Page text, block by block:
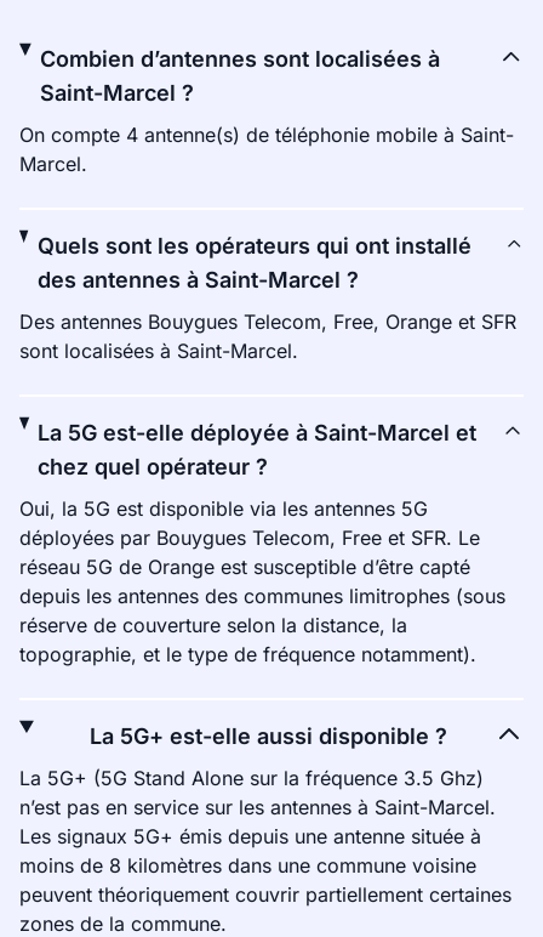
Combien d’antennes sont localisées à
Saint-Marcel ?
On compte 4 antenne(s) de téléphonie mobile à Saint-
Marcel.
Quels sont les opérateurs qui ont installé
des antennes à Saint-Marcel ?
Des antennes Bouygues Telecom, Free, Orange et SFR
sont localisées à Saint-Marcel.
La 5G est-elle déployée à Saint-Marcel et
chez quel opérateur ?
Oui, la 5G est disponible via les antennes 5G
déployées par Bouygues Telecom, Free et SFR. Le
réseau 5G de Orange est susceptible d’être capté
depuis les antennes des communes limitrophes (sous
réserve de couverture selon la distance, la
topographie, et le type de fréquence notamment).
La 5G+ est-elle aussi disponible ?
La 5G+ (5G Stand Alone sur la fréquence 3.5 Ghz)
n’est pas en service sur les antennes à Saint-Marcel.
Les signaux 5G+ émis depuis une antenne située à
moins de 8 kilomètres dans une commune voisine
peuvent théoriquement couvrir partiellement certaines
zones de la commune.